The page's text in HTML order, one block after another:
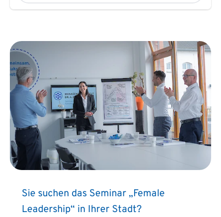
Sie suchen das Seminar „Female
Leadership“ in Ihrer Stadt?